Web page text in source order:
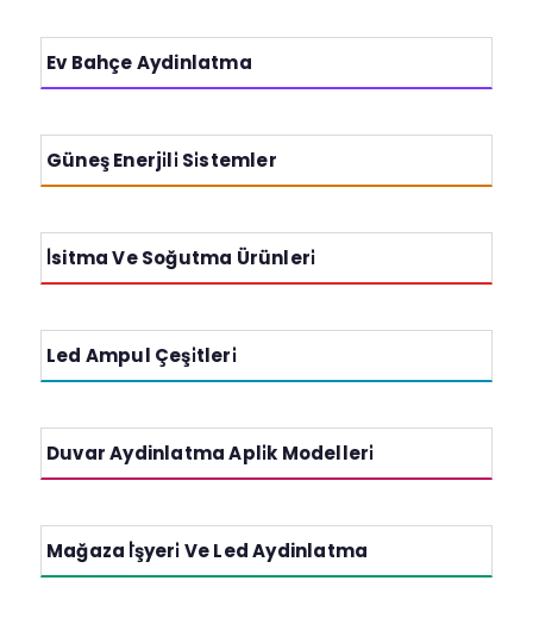
Gönder
Ev Bahçe Aydinlatma
Güneş Enerji̇li̇ Si̇stemler
İ̇sitma Ve Soğutma Ürünleri̇
Led Ampul Çeşi̇tleri̇
Duvar Aydinlatma Apli̇k Modelleri̇
Mağaza İ̇̇şyeri̇ Ve Led Aydinlatma